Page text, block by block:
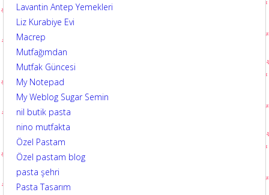
Lavantin Antep Yemekleri
Liz Kurabiye Evi
Macrep
Mutfağımdan
Mutfak Güncesi
My Notepad
My Weblog Sugar Semin
nil butik pasta
nino mutfakta
Özel Pastam
Özel pastam blog
pasta şehri
Pasta Tasarım